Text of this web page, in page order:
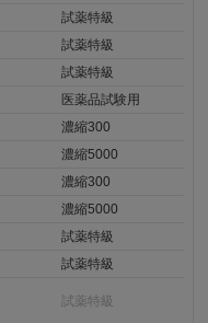
試薬特級
試薬特級
試薬特級
医薬品試験用
濃縮300
濃縮5000
濃縮300
濃縮5000
試薬特級
試薬特級
試薬特級